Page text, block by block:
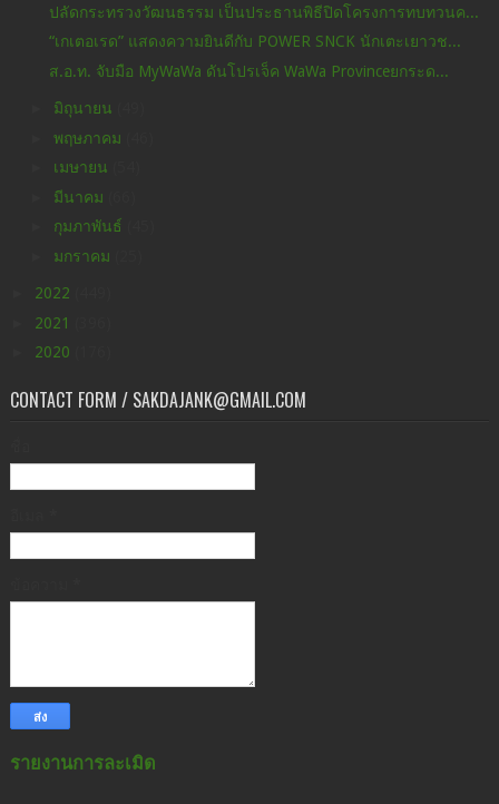
ปลัดกระทรวงวัฒนธรรม เป็นประธานพิธีปิดโครงการทบทวนค...
“เกเตอเรด” แสดงความยินดีกับ POWER SNCK นักเตะเยาวช...
ส.อ.ท. จับมือ MyWaWa ดันโปรเจ็ค WaWa Provinceยกระด...
มิถุนายน
พฤษภาคม
เมษายน
มีนาคม
กุมภาพันธ์
มกราคม
2022
2021
2020
CONTACT FORM / SAKDAJANK@GMAIL.COM
รายงานการละเมิด